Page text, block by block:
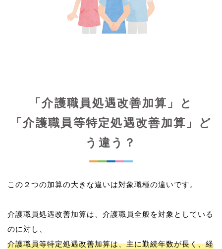
「介護職員処遇改善加算」と
「介護職員等特定処遇改善加算」ど
う違う？
この２つの加算の大きな違いは対象職種の違いです。
介護職員処遇改善加算は、介護職員全般を対象としている
介護職員等特定処遇改善加算は、主に勤続年数が長く、経